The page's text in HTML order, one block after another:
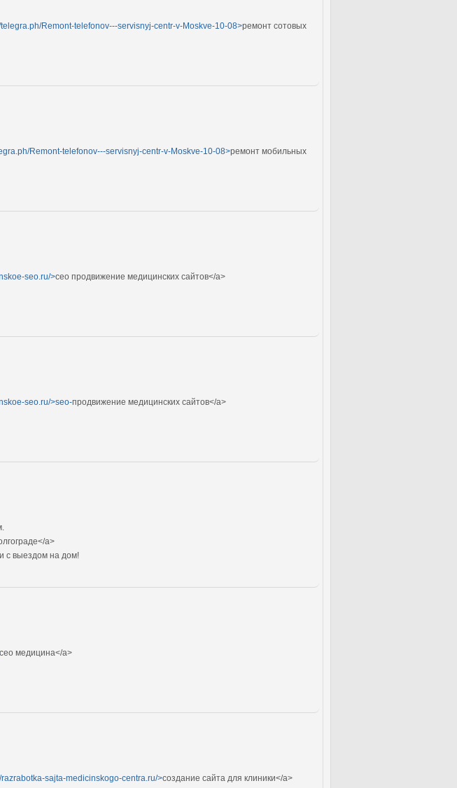
Remont-telefonov---servisnyj-centr-v-Moskve-10-08>ремонт сотовых
Remont-telefonov---servisnyj-centr-v-Moskve-10-08>ремонт мобильных
seo.ru/>сео продвижение медицинских сайтов</a>
seo.ru/>seo-продвижение медицинских сайтов</a>
a>
с выездом на дом!
сео медицина</a>
razrabotka-sajta-medicinskogo-centra.ru/>создание сайта для клиники</a>